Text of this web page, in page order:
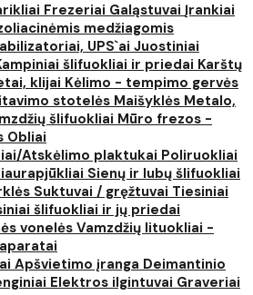
Frezeriai Galąstuvai Įrankiai
medžiagomis
UPS`ai Juostiniai
šlifuokliai ir priedai Karštų
klijai Kėlimo - tempimo gervės
stotelės Maišyklės Metalo,
šlifuokliai Mūro frezos -
Obliai
Atskėlimo plaktukai Poliruokliai
Sienų ir lubų šlifuokliai
Suktuvai / gręžtuvai Tiesiniai
šlifuokliai ir jų priedai
vonelės Vamzdžių lituokliai -
Apšvietimo įranga Deimantinio
Elektros ilgintuvai Graveriai